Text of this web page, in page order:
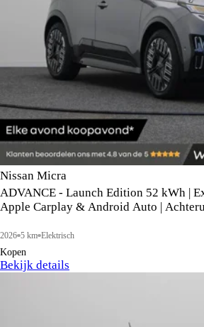
Nissan Micra
ADVANCE - Launch Edition 52 kWh |
Apple Carplay & Android Auto |
2026 5 km Elektrisch
Kopen
Bekijk details